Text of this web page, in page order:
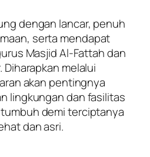
dengan lancar, penuh
serta mendapat
Masjid Al-Fattah dan
melalui
akan pentingnya
lingkungan dan fasilitas
demi terciptanya
dan asri.